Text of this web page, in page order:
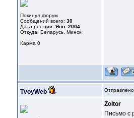
Покинул форум
Сообщений всего: 30
Дата рег-ции: Янв. 2004
Откуда: Беларусь, Минск
Карма 0
TvoyWeb
Zoltor
Письмо с